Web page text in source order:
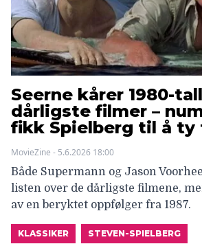
Seerne kårer 1980-
dårligste filmer –
fikk Spielberg til å ty
MovieZine - 5.6.2026 18:00
Både Supermann og Jason
listen over de dårligste filmene,
av en beryktet oppfølger fra 1987.
KLASSIKER STEVEN-SPIELBERG